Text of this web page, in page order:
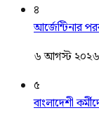
৪
আর্জেন্টিনার
৬ আগস্ট
৫
বাংলাদেশী